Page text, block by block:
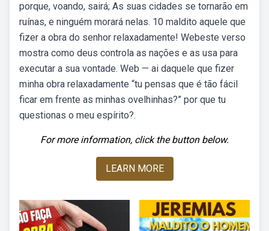
porque, voando, sairá; As suas cidades se tornarão em
ruínas, e ninguém morará nelas. 10 maldito aquele que
fizer a obra do senhor relaxadamente! Webeste verso
mostra como deus controla as nações e as usa para
executar a sua vontade. Web — ai daquele que fizer
minha obra relaxadamente “tu pensas que é tão fácil
ficar em frente as minhas ovelhinhas?” por que tu
questionas o meu espírito?.
For more information, click the button below.
LEARN MORE